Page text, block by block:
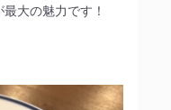
大の魅力です！